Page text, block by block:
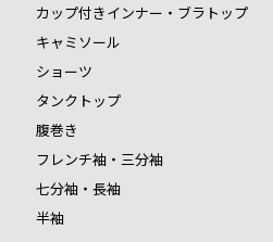
カップ付きインナー・ブラトップ
キャミソール
ショーツ
タンクトップ
腹巻き
フレンチ袖・三分袖
七分袖・長袖
半袖